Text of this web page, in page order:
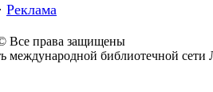
· Реклама
Все права защищены
международной библиотечной сети